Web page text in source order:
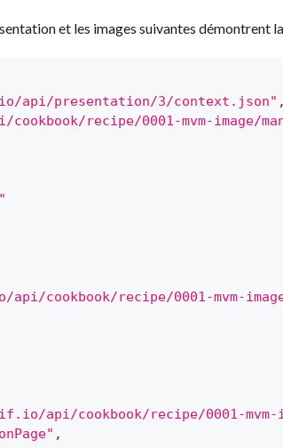
et les images suivantes démontrent
presentation/3/context.json" ,
recipe/0001-mvm-image/
cookbook/recipe/0001-mvm-
api/cookbook/recipe/0001-mvm-
,